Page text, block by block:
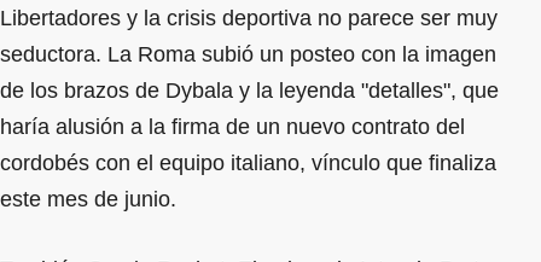
Libertadores y la crisis deportiva no parece ser muy
seductora. La Roma subió un posteo con la imagen
de los brazos de Dybala y la leyenda "detalles", que
haría alusión a la firma de un nuevo contrato del
cordobés con el equipo italiano, vínculo que finaliza
este mes de junio.